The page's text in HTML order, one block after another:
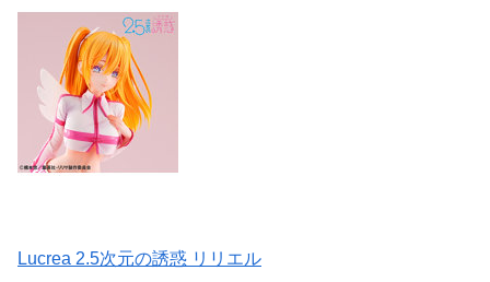
Lucrea 2.5次元の誘惑 リリエル